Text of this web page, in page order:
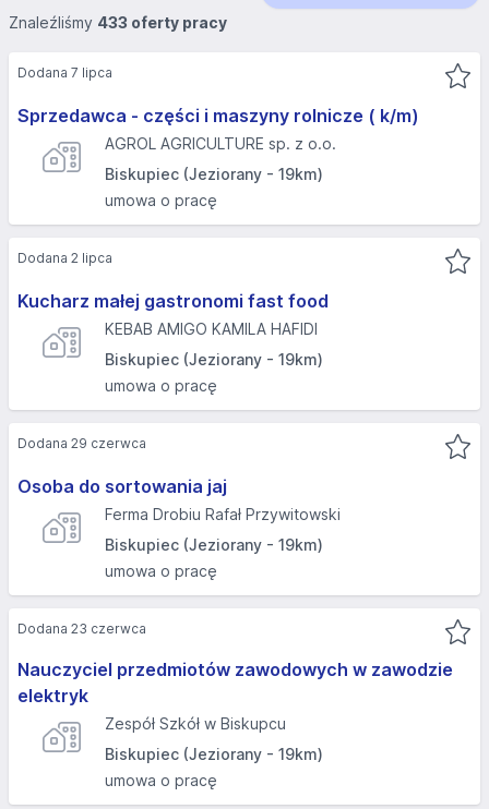
Znaleźliśmy 433 oferty pracy
Sprzedawca - części i maszyny rolnicze ( k/m)
AGROL AGRICULTURE sp. z o.o.
Biskupiec (Jeziorany - 19km)
umowa o pracę
Dodana 7 lipca
Kucharz małej gastronomi fast food
KEBAB AMIGO KAMILA HAFIDI
Biskupiec (Jeziorany - 19km)
umowa o pracę
Dodana 2 lipca
Osoba do sortowania jaj
Ferma Drobiu Rafał Przywitowski
Biskupiec (Jeziorany - 19km)
umowa o pracę
Dodana 29 czerwca
Nauczyciel przedmiotów zawodowych w zawodzie
elektryk
Zespół Szkół w Biskupcu
Biskupiec (Jeziorany - 19km)
umowa o pracę
Dodana 23 czerwca